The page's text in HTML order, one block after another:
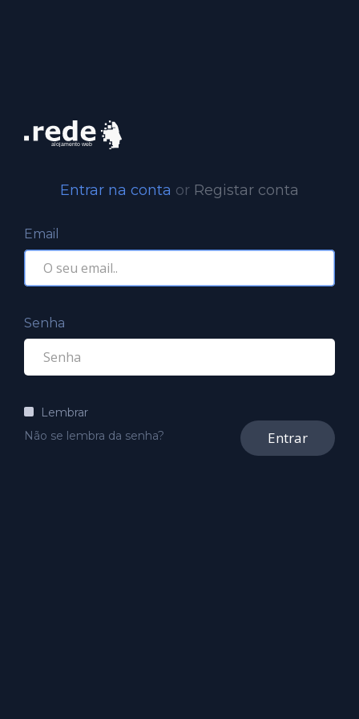
Entrar na conta or Registar conta
Email
Senha
Lembrar
Não se lembra da senha?
Entrar